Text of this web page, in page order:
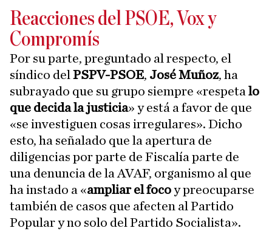
Reacciones del PSOE, Vox y
Compromís
Por su parte, preguntado al respecto, el
síndico del PSPV-PSOE, José Muñoz, ha
subrayado que su grupo siempre «respeta lo
que decida la justicia» y está a favor de que
«se investiguen cosas irregulares». Dicho
esto, ha señalado que la apertura de
diligencias por parte de Fiscalía parte de
una denuncia de la AVAF, organismo al que
ha instado a «ampliar el focoy preocuparse
también de casos que afecten al Partido
Popular y no solo del Partido Socialista».